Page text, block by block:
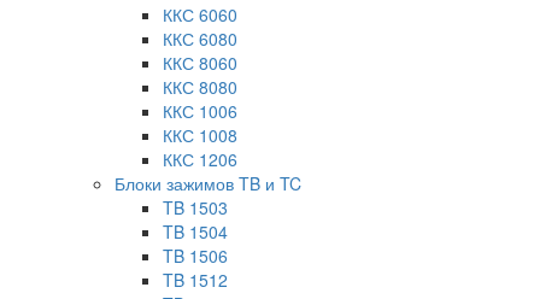
ККС 6060
ККС 6080
ККС 8060
ККС 8080
ККС 1006
ККС 1008
ККС 1206
Блоки зажимов TB и TC
TB 1503
TB 1504
TB 1506
TB 1512